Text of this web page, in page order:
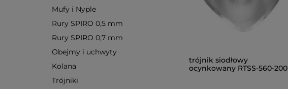
Mufy i Nyple
Rury SPIRO 0,5 mm
Rury SPIRO 0,7 mm
Obejmy i uchwyty
Kolana
Trójniki
trójnik siodłowy
ocynkowany RTSS-560-200